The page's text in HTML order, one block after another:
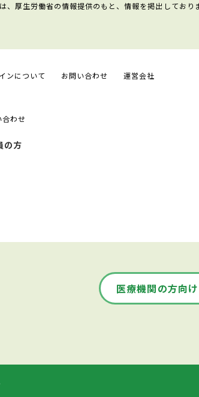
厚生労働省の情報提供のもと、情報を掲出しておりま
ンについて お問い合わせ 運営会社
合わせ
の方
医療機関の方向